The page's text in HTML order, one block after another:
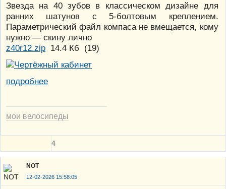
Звезда на 40 зубов в классическом дизайне для
ранних шатунов с 5-болтовым креплением.
Параметрический файл компаса не вмещается, кому
нужно — скину лично
z40r12.zip 14.4 Кб (19)
подробнее
мои велосипеды
4
NOT
12-02-2026 15:58:05